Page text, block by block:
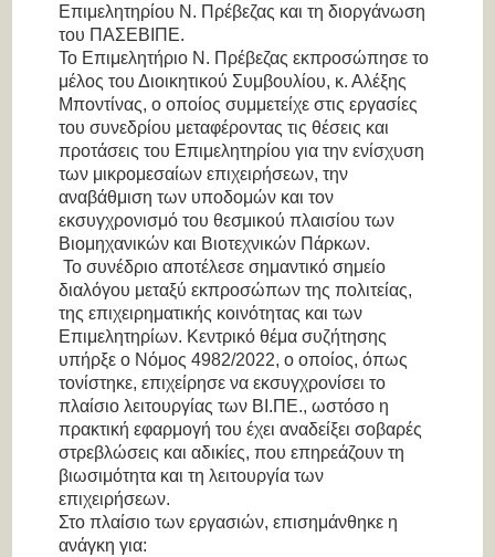
Επιμελητηρίου Ν. Πρέβεζας και τη διοργάνωση
του ΠΑΣΕΒΙΠΕ.
Το Επιμελητήριο Ν. Πρέβεζας εκπροσώπησε το
μέλος του Διοικητικού Συμβουλίου, κ. Αλέξης
Μποντίνας, ο οποίος συμμετείχε στις εργασίες
του συνεδρίου μεταφέροντας τις θέσεις και
προτάσεις του Επιμελητηρίου για την ενίσχυση
των μικρομεσαίων επιχειρήσεων, την
αναβάθμιση των υποδομών και τον
εκσυγχρονισμό του θεσμικού πλαισίου των
Βιομηχανικών και Βιοτεχνικών Πάρκων.
Το συνέδριο αποτέλεσε σημαντικό σημείο
διαλόγου μεταξύ εκπροσώπων της πολιτείας,
της επιχειρηματικής κοινότητας και των
Επιμελητηρίων. Κεντρικό θέμα συζήτησης
υπήρξε ο Νόμος 4982/2022, ο οποίος, όπως
τονίστηκε, επιχείρησε να εκσυγχρονίσει το
πλαίσιο λειτουργίας των ΒΙ.ΠΕ., ωστόσο η
πρακτική εφαρμογή του έχει αναδείξει σοβαρές
στρεβλώσεις και αδικίες, που επηρεάζουν τη
βιωσιμότητα και τη λειτουργία των
επιχειρήσεων.
Στο πλαίσιο των εργασιών, επισημάνθηκε η
ανάγκη για: